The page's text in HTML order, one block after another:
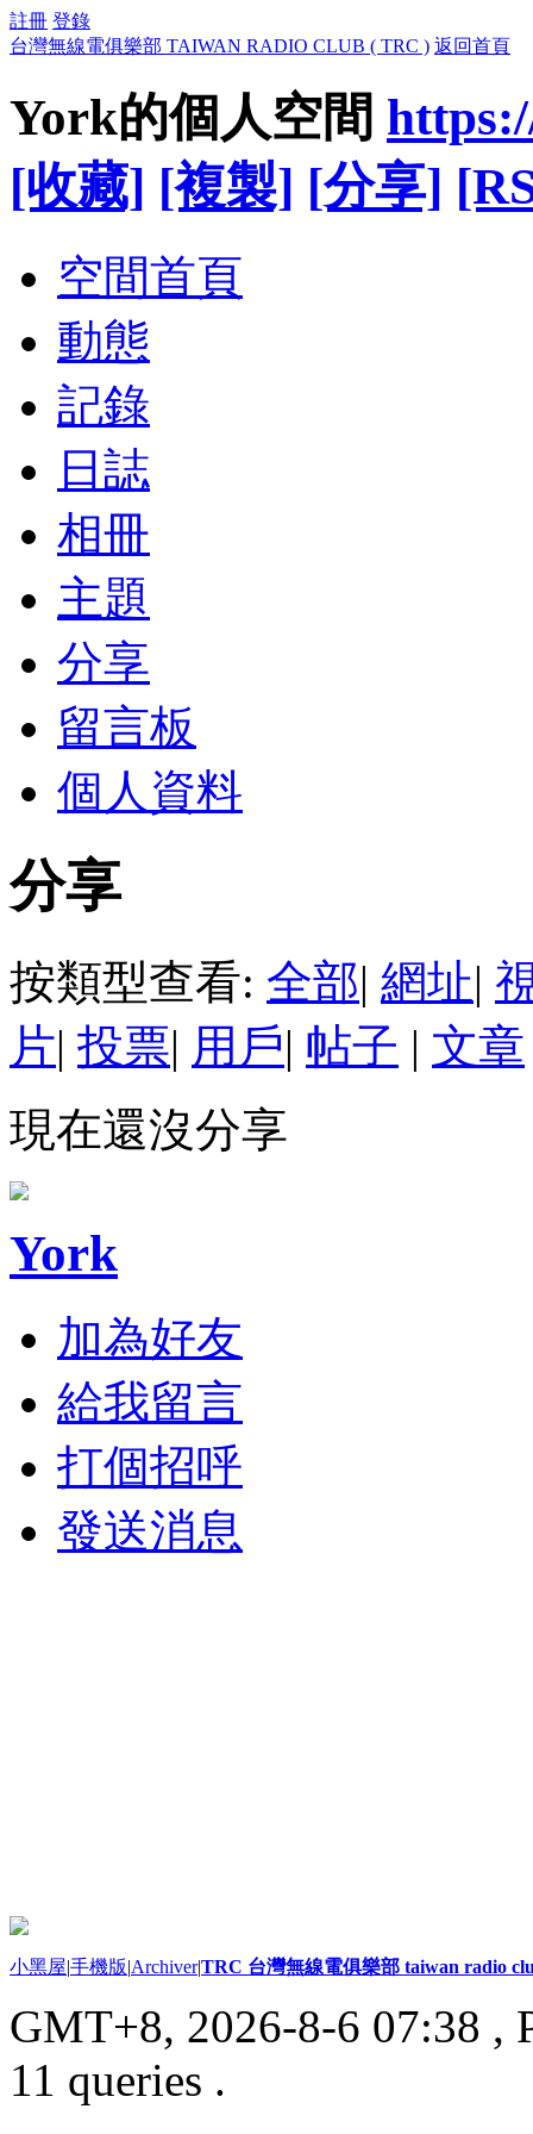
註冊 登錄
台灣無線電俱樂部 TAIWAN RADIO CLUB ( TRC ) 返回首頁
York的個人空間
[收藏] [複製] [分享]
空間首頁
動態
記錄
日誌
相冊
主題
分享
留言板
個人資料
分享
按類型查看: 全部| 網址|
片| 投票| 用戶| 帖子 | 文章
現在還沒分享
York
加為好友
給我留言
打個招呼
發送消息
小黑屋|手機版|Archiver|TRC 台灣無線電俱樂部 taiwan radio
GMT+8, 2026-8-6 07:38 ,
11 queries .